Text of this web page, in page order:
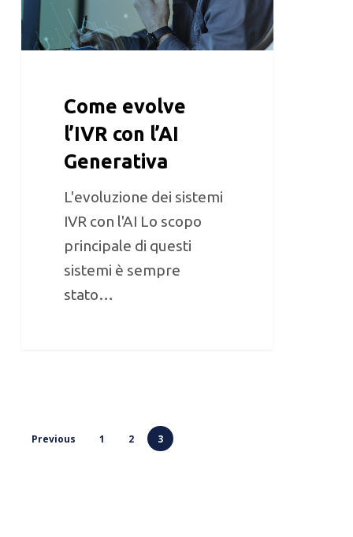
Come evolve
l’IVR con l’AI
Generativa
L'evoluzione dei sistemi
IVR con l'AI Lo scopo
principale di questi
sistemi è sempre
stato…
Previous 1 2 3